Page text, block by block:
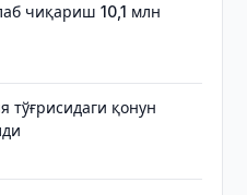
чиқариш 10,1 млн
тўғрисидаги қонун